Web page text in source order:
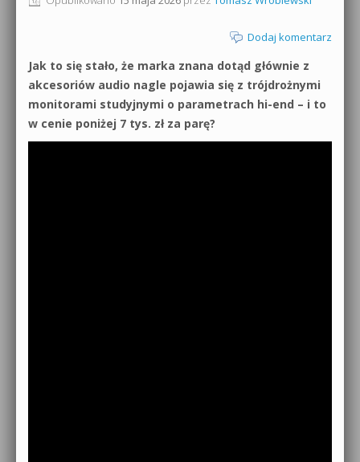
Sylenth1 od podstaw
Sound Forge od podstaw
Dubstep z syntezatorem Massive
Newsletter
Materiały dla mediów
Archiwum aktualności
Dodaj komentarz
Jak to się stało, że marka znana dotąd głównie z
akcesoriów audio nagle pojawia się z trójdrożnymi
monitorami studyjnymi o parametrach hi-end – i to
w cenie poniżej 7 tys. zł za parę?